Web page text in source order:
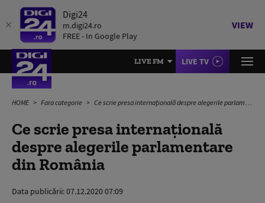
Digi24
m.digi24.ro
FREE - In Google Play
VIEW
LIVE FM LIVE TV
HOME Fara categorie Ce scrie presa internațională despre alegerile parlamentare din România
Ce scrie presa internațională
despre alegerile parlamentare
din România
Data publicării:07.12.2020 07:09